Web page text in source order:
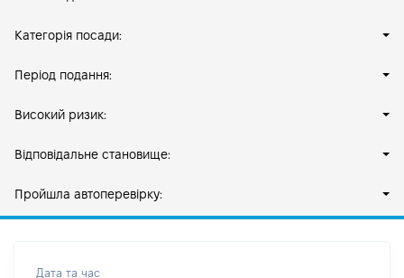
Категорія посади:
Період подання:
Високий ризик:
Відповідальне становище:
Пройшла автоперевірку:
Дата та час